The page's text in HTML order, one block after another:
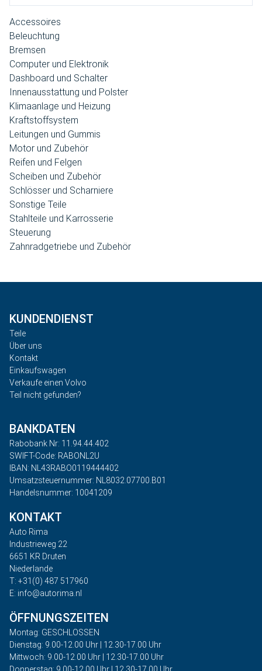
Accessoires
Beleuchtung
Bremsen
Computer und Elektronik
Dashboard und Schalter
Innenausstattung und Polster
Klimaanlage und Heizung
Kraftstoffsystem
Leitungen und Gummis
Motor und Zubehör
Reifen und Felgen
Scheiben und Zubehör
Schlösser und Scharniere
Sonstige Teile
Stahlteile und Karrosserie
Steuerung
Zahnradgetriebe und Zubehör
KUNDENDIENST
Teile
Über uns
Kontakt
Einkaufswagen
Verkaufe einen Volvo
Teil nicht gefunden?
BANKDATEN
Rabobank Nr: 11.94.44.402
SWIFT-Code: RABONL2U
IBAN: NL43RABO0119444402
Umsatzsteuernummer: NL8032.07700.B01
Handelsnummer: 10041209
KONTAKT
Auto Rima
Industrieweg 22
6651 KR Druten
Niederlande
T: +31(0) 487 517960
E: info@autorima.nl
ÖFFNUNGSZEITEN
Montag: GESCHLOSSEN
Dienstag: 9.00-12.00 Uhr | 12.30-17.00 Uhr
Mittwoch: 9.00-12.00 Uhr | 12.30-17.00 Uhr